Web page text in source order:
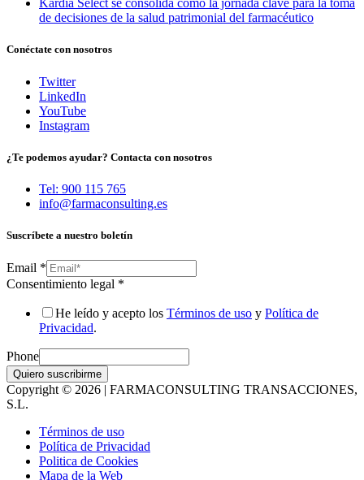
Kardia Select se consolida como la jornada clave para la toma
de decisiones de la salud patrimonial del farmacéutico
Conéctate con nosotros
Twitter
LinkedIn
YouTube
Instagram
¿Te podemos ayudar? Contacta con nosotros
Tel: 900 115 765
info@farmaconsulting.es
Suscríbete a nuestro boletín
Email *
Consentimiento legal *
He leído y acepto los Términos de uso y Política de
Privacidad.
Phone
Quiero suscribirme
Copyright © 2026 | FARMACONSULTING TRANSACCIONES,
S.L.
Términos de uso
Política de Privacidad
Politica de Cookies
Mapa de la Web